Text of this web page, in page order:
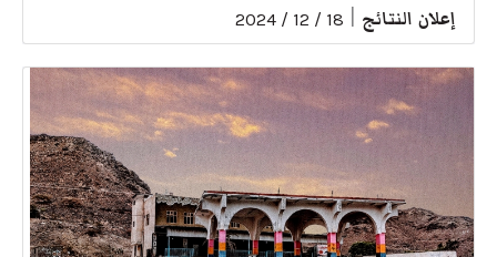
إعلان النتائج 18 / 12 / 2024